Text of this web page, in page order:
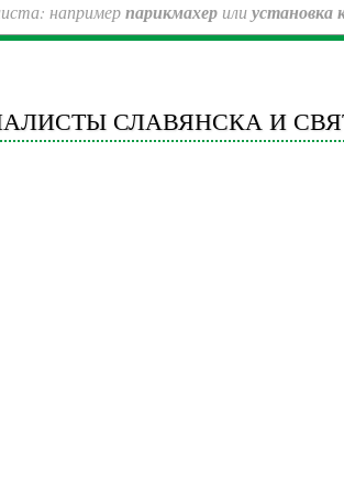
напримерпарикмахер илиустановка
СЛАВЯНСКА И